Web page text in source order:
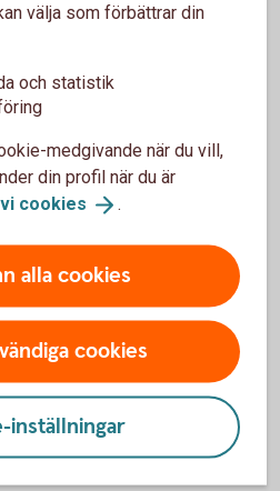
löneväxling
kollektivavtal
ITP
välja som förbättrar din
och statistik
medgivande när du vill,
din profil när du är
cookies .
alla cookies
cookies
inställningar